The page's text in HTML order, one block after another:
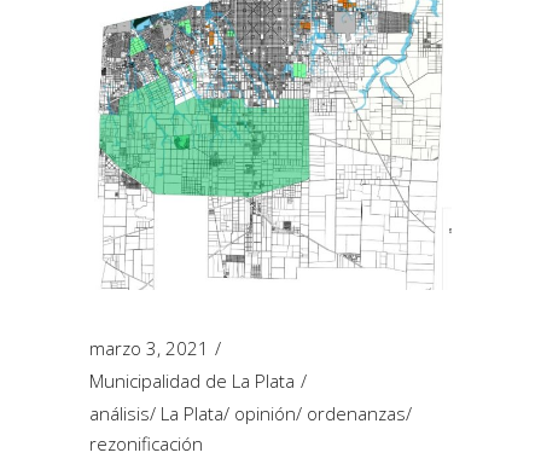
marzo 3, 2021
Municipalidad de La Plata
análisis/ La Plata/ opinión/ ordenanzas/
rezonificación